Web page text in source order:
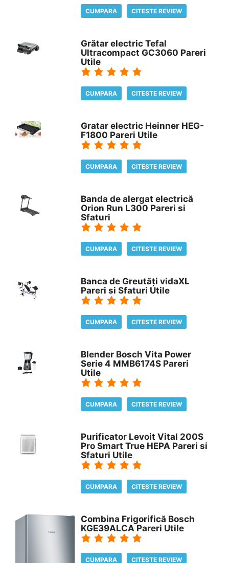
CUMPARA CITESTE REVIEW
Grătar electric Tefal
Ultracompact GC3060 Pareri
Utile
CUMPARA CITESTE REVIEW
Gratar electric Heinner HEG-
F1800 Pareri Utile
CUMPARA CITESTE REVIEW
Banda de alergat electrică
Orion Run L300 Pareri si
Sfaturi
CUMPARA CITESTE REVIEW
Banca de Greutăți vidaXL
Pareri si Sfaturi Utile
CUMPARA CITESTE REVIEW
Blender Bosch Vita Power
Serie 4 MMB6174S Pareri
Utile
CUMPARA CITESTE REVIEW
Purificator Levoit Vital 200S
Pro Smart True HEPA Pareri si
Sfaturi Utile
CUMPARA CITESTE REVIEW
Combina Frigorifică Bosch
KGE39ALCA Pareri Utile
CUMPARA CITESTE REVIEW